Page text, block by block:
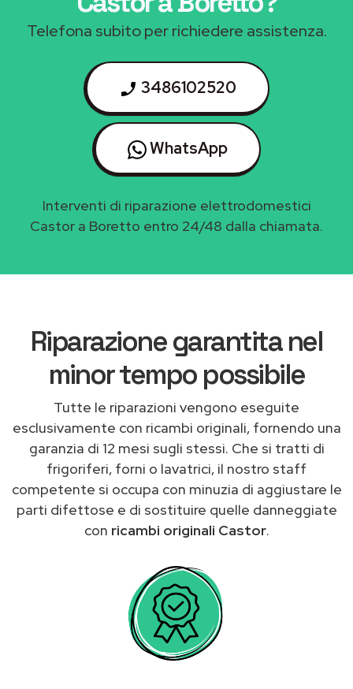
Telefona subito per richiedere assistenza.
3486102520
WhatsApp
Interventi di riparazione elettrodomestici
Castor a Boretto entro 24/48 dalla chiamata.
Riparazione garantita nel
minor tempo possibile
Tutte le riparazioni vengono eseguite
esclusivamente con ricambi originali, fornendo una
garanzia di 12 mesi sugli stessi. Che si tratti di
frigoriferi, forni o lavatrici, il nostro staff
competente si occupa con minuzia di aggiustare le
parti difettose e di sostituire quelle danneggiate
con ricambi originali Castor.